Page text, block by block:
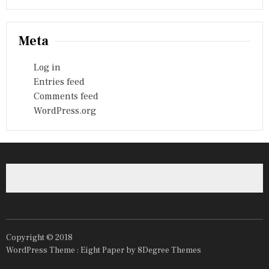
Meta
Log in
Entries feed
Comments feed
WordPress.org
Copyright © 2018
WordPress Theme : Eight Paper by 8Degree Themes